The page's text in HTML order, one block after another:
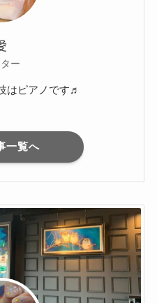
ー
はピアノです♬
一覧へ